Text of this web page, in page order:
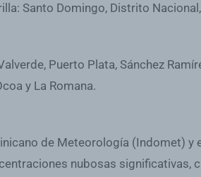
Santo Domingo, Distrito
Puerto Plata, Sánchez
y La Romana.
de Meteorología (Indomet)
nubosas significativas,